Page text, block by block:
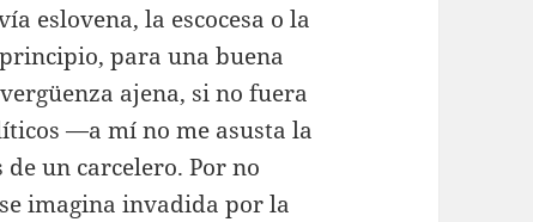
eslovena, la escocesa o la
para una buena
ajena, si no fuera
—a mí no me asusta la
un carcelero. Por no
imagina invadida por la